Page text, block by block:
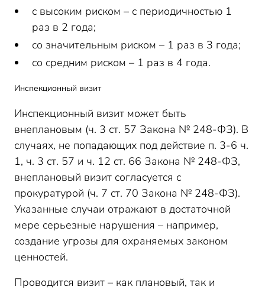
с высоким риском – с периодичностью 1
раз в 2 года;
со значительным риском – 1 раз в 3 года;
со средним риском – 1 раз в 4 года.
Инспекционный визит
Инспекционный визит может быть
внеплановым (ч. 3 ст. 57 Закона № 248-ФЗ). В
случаях, не попадающих под действие п. 3-6 ч.
1, ч. 3 ст. 57 и ч. 12 ст. 66 Закона № 248-ФЗ,
внеплановый визит согласуется с
прокуратурой (ч. 7 ст. 70 Закона № 248-ФЗ).
Указанные случаи отражают в достаточной
мере серьезные нарушения – например,
создание угрозы для охраняемых законом
ценностей.
Проводится визит – как плановый, так и